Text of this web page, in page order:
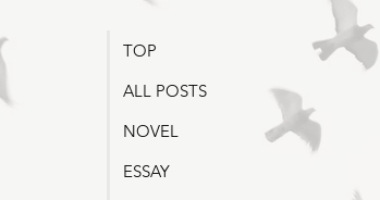
TOP
ALL POSTS
NOVEL
ESSAY